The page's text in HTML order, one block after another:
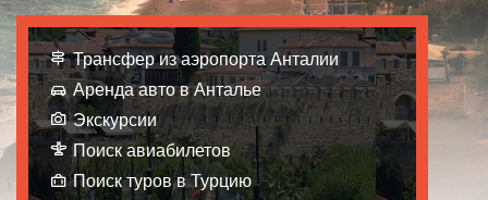
Трансфер из аэропорта Анталии
Аренда авто в Анталье
Экскурсии
Поиск авиабилетов
Поиск туров в Турцию